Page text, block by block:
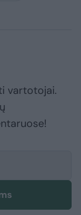
vartotojai.